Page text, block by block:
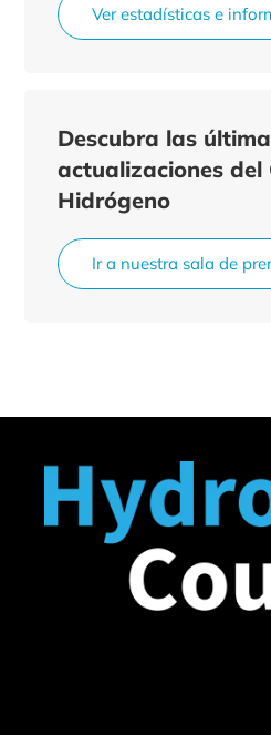
Ver estadísticas e
Descubra las
actualizaciones del
Hidrógeno
Ir a nuestra sala de